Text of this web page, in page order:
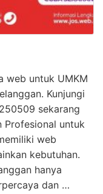
web untuk UMKM
Kunjungi
sekarang
Profesional untuk
web
kebutuhan.
hanya
dan …